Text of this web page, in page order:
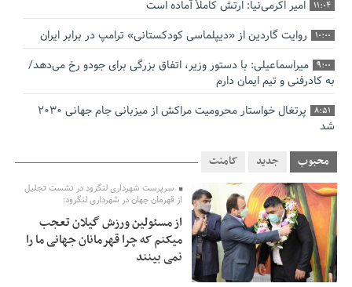
11:04 امیر اکرمی‌نیا: ارتش کاملاً آماده است
10:00 روایت گاردین از «دیپلماسی کودکستانی» ترامپ در برابر ایران
9:00
میراسماعیلی: با دستور وزیر، اتفاق بزرگی برای جودو رخ می‌دهد/
به کادرفنی و تیم ایمان دارم
8:51
پرتغال خواستار محرومیت مراکش از میزبانی جام جهانی ۲۰۳۰
شد
فریدون جیرانی: اکبر عبدی حیف شد
0:58
تسهیلات اشتغالزایی در اختیار نهادهای حمایتی باید براساس
اولویت‌های گیلان پرداخت شود
2:53
زمان جلسه سرنوشت‌ساز هیات رئیسه فدراسیون فوتبال با حضور
قلعه‌نویی مشخص شد
2:50
دفتر رهبر انقلاب: مطالب خارج از مراجع رسمی فاقد سندیت
محبوب جدید کامنت
سرپرست شهرداری لنگرود در نشست تجلیل
از قهرمان جهان در شهرداری لنگرود:
از مسئولین ورزش گیلان تعجب
میکنم که چرا قهرمانان جهانی ما را
نمی بینند